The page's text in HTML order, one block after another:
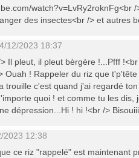
des insectes<br /> et autres
12/2023 18:37
Il pleut, il pleut bèrgère !...Pfff
Ouah ! Rappeler du riz que
trouille c'est quand j'ai regardé
quoi ! et comme tu les dis,
dépression...Hi ! hi !<br />
2023 12:38
ce riz "rappelé" est maintenant